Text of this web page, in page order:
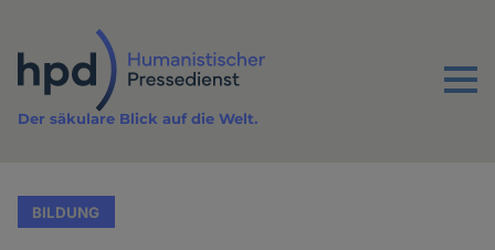
Inhalt
Menu
Der säkulare Blick auf die Welt.
BILDUNG